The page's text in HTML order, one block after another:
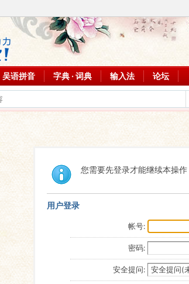
吴语拼音 字典 · 词典 输入法 论坛
您需要先登录才能继续本操作
用户登录
帐号:
密码:
安全提问: